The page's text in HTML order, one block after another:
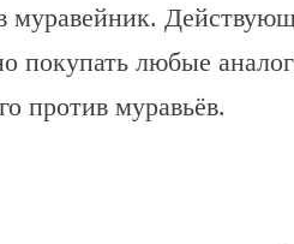
муравейник.
покупать любые
против муравьёв.